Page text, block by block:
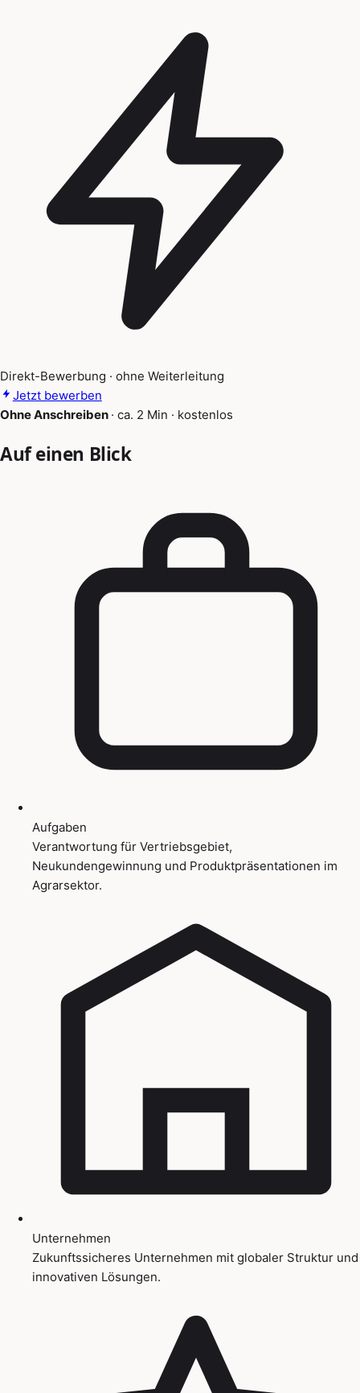
Direkt-Bewerbung · ohne Weiterleitung
Jetzt bewerben
Ohne Anschreiben · ca. 2 Min · kostenlos
Auf einen Blick
Aufgaben
Verantwortung für Vertriebsgebiet,
Neukundengewinnung und Produktpräsentationen im
Agrarsektor.
Unternehmen
Zukunftssicheres Unternehmen mit globaler Struktur und
innovativen Lösungen.